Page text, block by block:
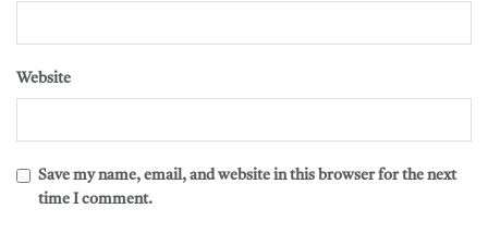
Website
Save my name, email, and website in this browser for the next
time I comment.